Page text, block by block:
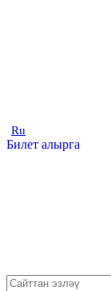
Ru
Билет алырга